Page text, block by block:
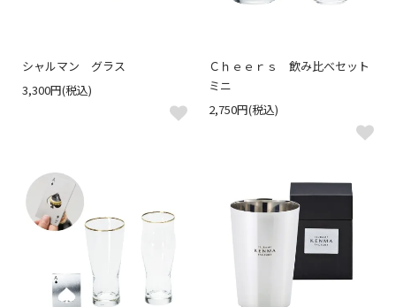
シャルマン グラス
3,300円(税込)
Ｃｈｅｅｒｓ 飲み比べセット
ミニ
2,750円(税込)